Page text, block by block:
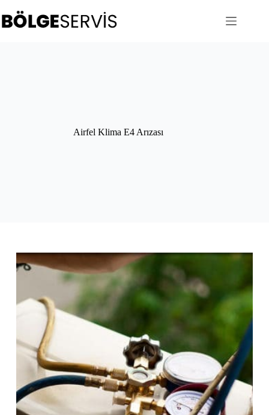
to
content
Airfel Klima E4 Arızası